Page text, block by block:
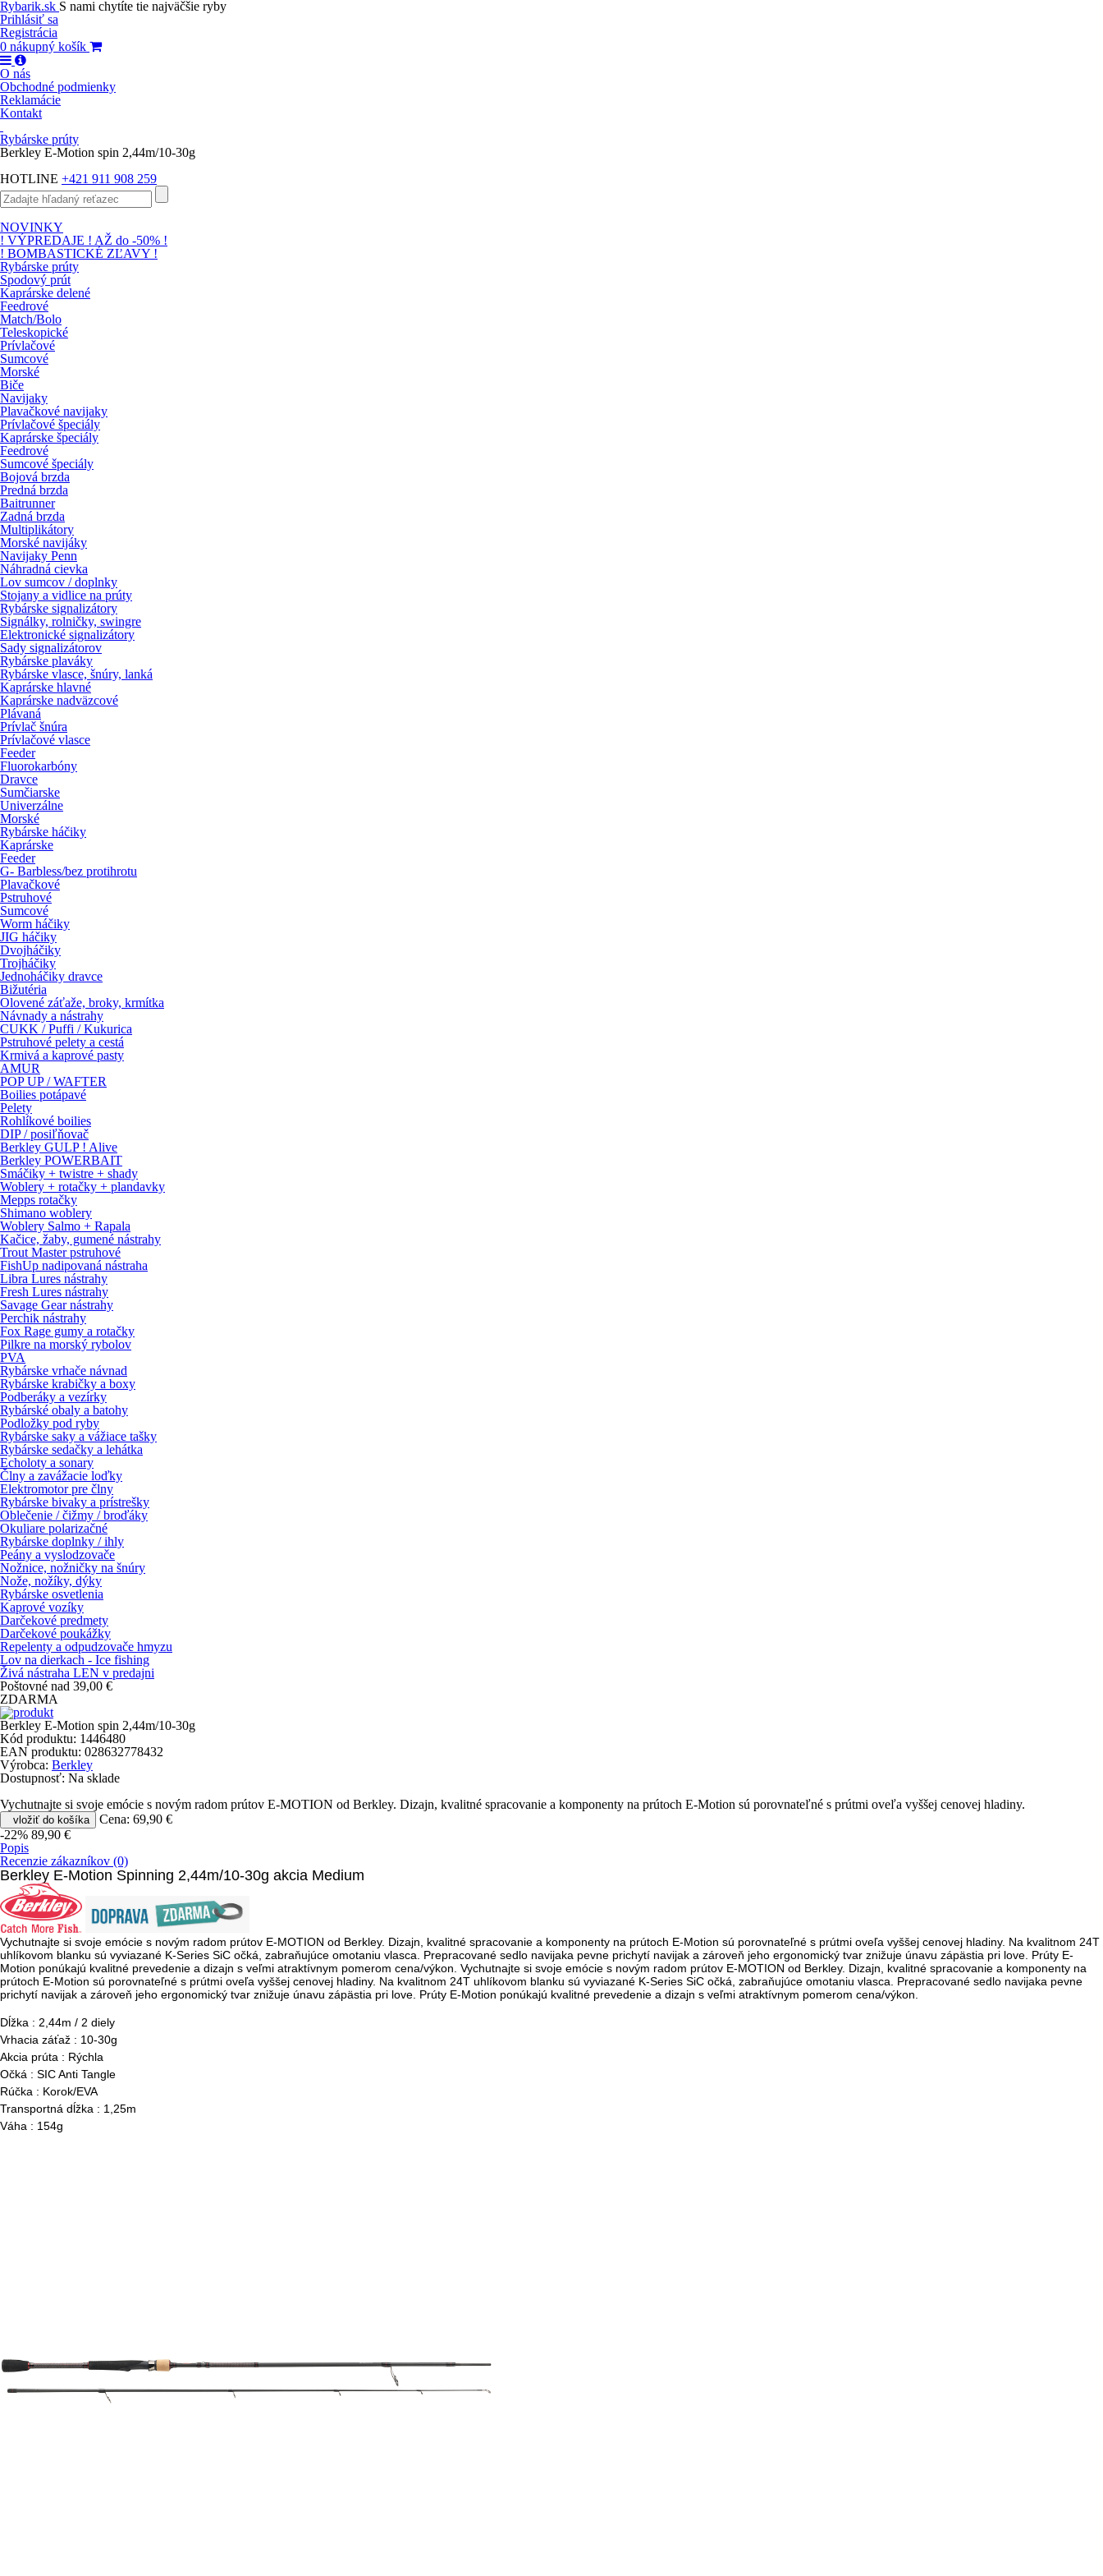
Rybarik.sk S nami chytíte tie najväčšie ryby
Prihlásiť sa
Registrácia
0 nákupný košík
O nás
Obchodné podmienky
Reklamácie
Kontakt
Rybárske prúty
Berkley E-Motion spin 2,44m/10-30g
HOTLINE +421 911 908 259
NOVINKY
! VÝPREDAJE ! AŽ do -50% !
! BOMBASTICKÉ ZĽAVY !
Rybárske prúty
Spodový prút
Kaprárske delené
Feedrové
Match/Bolo
Teleskopické
Prívlačové
Sumcové
Morské
Biče
Navijaky
Plavačkové navijaky
Prívlačové špeciály
Kaprárske špeciály
Feedrové
Sumcové špeciály
Bojová brzda
Predná brzda
Baitrunner
Zadná brzda
Multiplikátory
Morské navijáky
Navijaky Penn
Náhradná cievka
Lov sumcov / doplnky
Stojany a vidlice na prúty
Rybárske signalizátory
Signálky, rolničky, swingre
Elektronické signalizátory
Sady signalizátorov
Rybárske plaváky
Rybárske vlasce, šnúry, lanká
Kaprárske hlavné
Kaprárske nadväzcové
Plávaná
Prívlač šnúra
Prívlačové vlasce
Feeder
Fluorokarbóny
Dravce
Sumčiarske
Univerzálne
Morské
Rybárske háčiky
Kaprárske
Feeder
G- Barbless/bez protihrotu
Plavačkové
Pstruhové
Sumcové
Worm háčiky
JIG háčiky
Dvojháčiky
Trojháčiky
Jednoháčiky dravce
Bižutéria
Olovené záťaže, broky, krmítka
Návnady a nástrahy
CUKK / Puffi / Kukurica
Pstruhové pelety a cestá
Krmivá a kaprové pasty
AMUR
POP UP / WAFTER
Boilies potápavé
Pelety
Rohlíkové boilies
DIP / posiľňovač
Berkley GULP ! Alive
Berkley POWERBAIT
Smáčiky + twistre + shady
Woblery + rotačky + plandavky
Mepps rotačky
Shimano woblery
Woblery Salmo + Rapala
Kačice, žaby, gumené nástrahy
Trout Master pstruhové
FishUp nadipovaná nástraha
Libra Lures nástrahy
Fresh Lures nástrahy
Savage Gear nástrahy
Perchik nástrahy
Fox Rage gumy a rotačky
Pilkre na morský rybolov
PVA
Rybárske vrhače návnad
Rybárske krabičky a boxy
Podberáky a vezírky
Rybárské obaly a batohy
Podložky pod ryby
Rybárske saky a vážiace tašky
Rybárske sedačky a lehátka
Echoloty a sonary
Člny a zavážacie loďky
Elektromotor pre člny
Rybárske bivaky a prístrešky
Oblečenie / čižmy / broďáky
Okuliare polarizačné
Rybárske doplnky / ihly
Peány a vyslodzovače
Nožnice, nožničky na šnúry
Nože, nožíky, dýky
Rybárske osvetlenia
Kaprové vozíky
Darčekové predmety
Darčekové poukážky
Repelenty a odpudzovače hmyzu
Lov na dierkach - Ice fishing
Živá nástraha LEN v predajni
Poštovné nad 39,00 €
ZDARMA
Berkley E-Motion spin 2,44m/10-30g
Kód produktu: 1446480
EAN produktu: 028632778432
Výrobca: Berkley
Dostupnosť: Na sklade
Vychutnajte si svoje emócie s novým radom prútov E-MOTION od Berkley. Dizajn, kvalitné spracovanie a komponenty na prútoch E-Motion sú porovnateľné s prútmi oveľa vyššej cenovej hladiny.
vložiť do košíka Cena: 69,90 €
-22% 89,90 €
Popis
Recenzie zákazníkov (0)
Berkley E-Motion Spinning 2,44m/10-30g akcia Medium
Vychutnajte si svoje emócie s novým radom prútov E-MOTION od Berkley. Dizajn, kvalitné spracovanie a komponenty na prútoch E-Motion sú porovnateľné s prútmi oveľa vyššej cenovej hladiny. Na kvalitnom 24T
uhlíkovom blanku sú vyviazané K-Series SiC očká, zabraňujúce omotaniu vlasca. Prepracované sedlo navijaka pevne prichytí navijak a zároveň jeho ergonomický tvar znižuje únavu zápästia pri love. Prúty E-
Motion ponúkajú kvalitné prevedenie a dizajn s veľmi atraktívnym pomerom cena/výkon. Vychutnajte si svoje emócie s novým radom prútov E-MOTION od Berkley. Dizajn, kvalitné spracovanie a komponenty na
prútoch E-Motion sú porovnateľné s prútmi oveľa vyššej cenovej hladiny. Na kvalitnom 24T uhlíkovom blanku sú vyviazané K-Series SiC očká, zabraňujúce omotaniu vlasca. Prepracované sedlo navijaka pevne
prichytí navijak a zároveň jeho ergonomický tvar znižuje únavu zápästia pri love. Prúty E-Motion ponúkajú kvalitné prevedenie a dizajn s veľmi atraktívnym pomerom cena/výkon.
Dĺžka : 2,44m / 2 diely
Vrhacia záťaž : 10-30g
Akcia prúta : Rýchla
Očká : SIC Anti Tangle
Rúčka : Korok/EVA
Transportná dĺžka : 1,25m
Váha : 154g